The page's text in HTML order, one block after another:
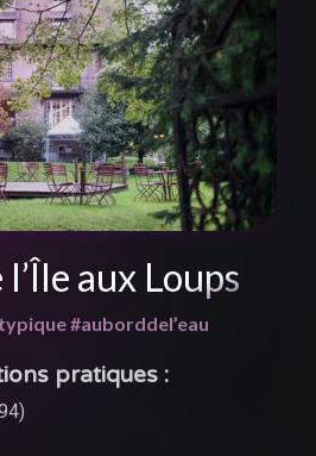
aux Loups
#auborddel’eau
pratiques :